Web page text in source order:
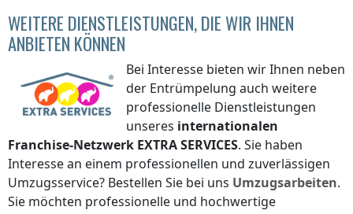
WEITERE DIENSTLEISTUNGEN, DIE WIR IHNEN
ANBIETEN KÖNNEN
Bei Interesse bieten wir Ihnen neben
der Entrümpelung auch weitere
professionelle Dienstleistungen
unseres internationalen
Franchise-Netzwerk EXTRA SERVICES. Sie haben
Interesse an einem professionellen und zuverlässigen
Umzugsservice? Bestellen Sie bei uns Umzugsarbeiten.
Sie möchten professionelle und hochwertige